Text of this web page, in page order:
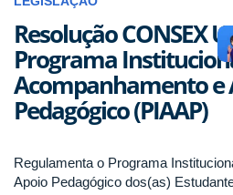
Resolução CONSEX
Programa
Acompanhamento e
Pedagógico (PIAAP)
Regulamenta o Programa
Apoio Pedagógico dos(as)